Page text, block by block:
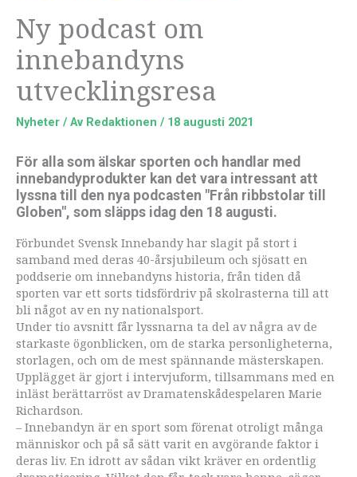
Ny podcast om
innebandyns
utvecklingsresa
Nyheter / Av Redaktionen / 18 augusti 2021
För alla som älskar sporten och handlar med
innebandyprodukter kan det vara intressant att
lyssna till den nya podcasten "Från ribbstolar till
Globen", som släpps idag den 18 augusti.
Förbundet Svensk Innebandy har slagit på stort i
samband med deras 40-årsjubileum och sjösatt en
poddserie om innebandyns historia, från tiden då
sporten var ett sorts tidsfördriv på skolrasterna till att
bli något av en ny nationalsport.
Under tio avsnitt får lyssnarna ta del av några av de
starkaste ögonblicken, om de starka personligheterna,
storlagen, och om de mest spännande mästerskapen.
Upplägget är gjort i intervjuform, tillsammans med en
inläst berättarröst av Dramatenskådespelaren Marie
Richardson.
– Innebandyn är en sport som förenat otroligt många
människor och på så sätt varit en avgörande faktor i
deras liv. En idrott av sådan vikt kräver en ordentlig